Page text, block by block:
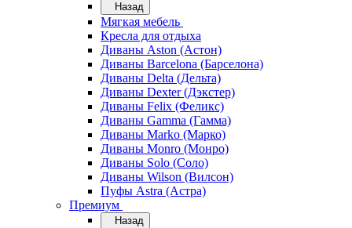
Назад
Мягкая мебель
Кресла для отдыха
Диваны Aston (Астон)
Диваны Barcelona (Барселона)
Диваны Delta (Дельта)
Диваны Dexter (Дэкстер)
Диваны Felix (Феликс)
Диваны Gamma (Гамма)
Диваны Marko (Марко)
Диваны Monro (Монро)
Диваны Solo (Соло)
Диваны Wilson (Вилсон)
Пуфы Astra (Астра)
Премиум
Назад